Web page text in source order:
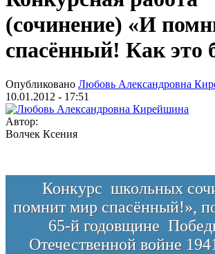
(сочинение) «И
спасённый! Как
Опубликовано Любовь Александровна
10.01.2012 - 17:51
Автор:
Волчек Ксения
Конкурс школьных
помнит мир спасённый!»,
65-й годовщине
Отечественной войне